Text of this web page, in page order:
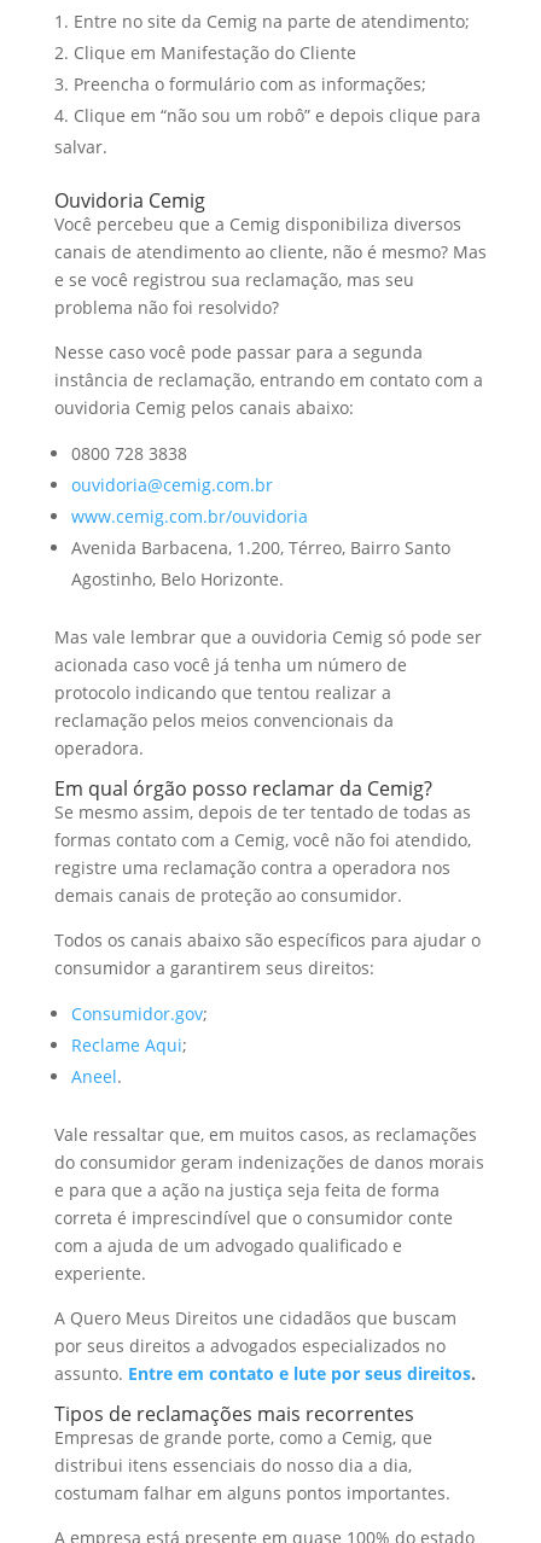
Entre no site da Cemig na parte de atendimento;
Clique em Manifestação do Cliente
Preencha o formulário com as informações;
Clique em “não sou um robô” e depois clique para
salvar.
Ouvidoria Cemig
Você percebeu que a Cemig disponibiliza diversos
canais de atendimento ao cliente, não é mesmo? Mas
e se você registrou sua reclamação, mas seu
problema não foi resolvido?
Nesse caso você pode passar para a segunda
instância de reclamação, entrando em contato com a
ouvidoria Cemig pelos canais abaixo:
0800 728 3838
ouvidoria@cemig.com.br
www.cemig.com.br/ouvidoria
Avenida Barbacena, 1.200, Térreo, Bairro Santo
Agostinho, Belo Horizonte.
Mas vale lembrar que a ouvidoria Cemig só pode ser
acionada caso você já tenha um número de
protocolo indicando que tentou realizar a
reclamação pelos meios convencionais da
operadora.
Em qual órgão posso reclamar da Cemig?
Se mesmo assim, depois de ter tentado de todas as
formas contato com a Cemig, você não foi atendido,
registre uma reclamação contra a operadora nos
demais canais de proteção ao consumidor.
Todos os canais abaixo são específicos para ajudar o
consumidor a garantirem seus direitos:
Consumidor.gov;
Reclame Aqui;
Aneel.
Vale ressaltar que, em muitos casos, as reclamações
do consumidor geram indenizações de danos morais
e para que a ação na justiça seja feita de forma
correta é imprescindível que o consumidor conte
com a ajuda de um advogado qualificado e
experiente.
A Quero Meus Direitos une cidadãos que buscam
por seus direitos a advogados especializados no
assunto. Entre em contato e lute por seus direitos.
Tipos de reclamações mais recorrentes
Empresas de grande porte, como a Cemig, que
distribui itens essenciais do nosso dia a dia,
costumam falhar em alguns pontos importantes.
A empresa está presente em quase 100% do estado